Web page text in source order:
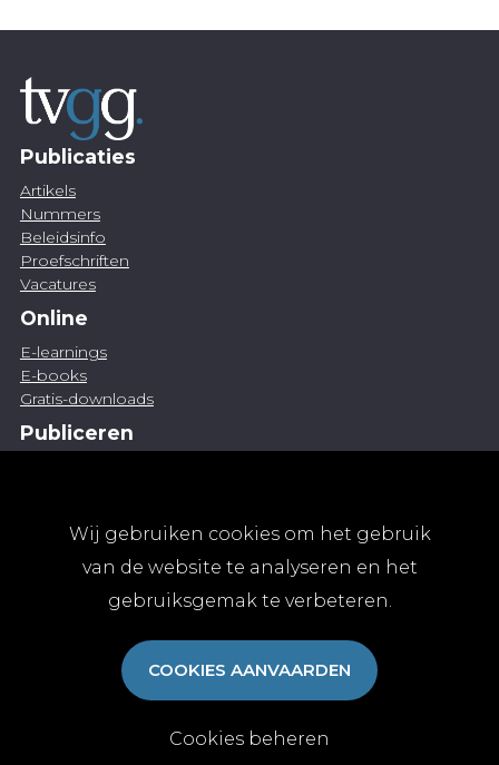
Wij gebruiken cookies om het gebruik
van de website te analyseren en het
gebruiksgemak te verbeteren.
COOKIES AANVAARDEN
Cookies beheren
Publicaties
Artikels
Nummers
Beleidsinfo
Proefschriften
Vacatures
Online
E-learnings
E-books
Gratis-downloads
Publiceren
Abonnementen
Algemene abonnementsvoorwaarden